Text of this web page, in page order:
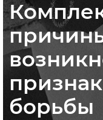
борьбы